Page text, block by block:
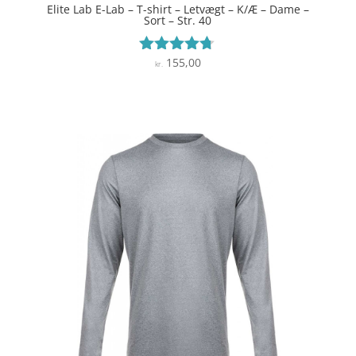
Elite Lab E-Lab – T-shirt – Letvægt – K/Æ – Dame –
Sort – Str. 40
Vurderet
kr.155,00